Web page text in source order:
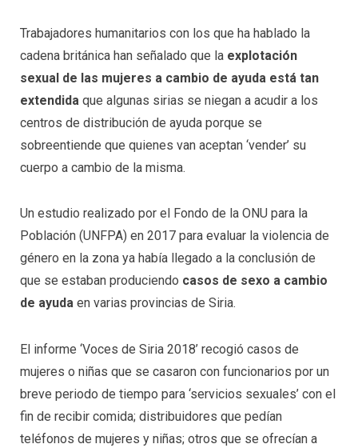
Trabajadores humanitarios con los que ha hablado la
cadena británica han señalado que la explotación
sexual de las mujeres a cambio de ayuda está tan
extendida que algunas sirias se niegan a acudir a los
centros de distribución de ayuda porque se
sobreentiende que quienes van aceptan ‘vender’ su
cuerpo a cambio de la misma.
Un estudio realizado por el Fondo de la ONU para la
Población (UNFPA) en 2017 para evaluar la violencia de
género en la zona ya había llegado a la conclusión de
que se estaban produciendo casos de sexo a cambio
de ayuda en varias provincias de Siria.
El informe ‘Voces de Siria 2018’ recogió casos de
mujeres o niñas que se casaron con funcionarios por un
breve periodo de tiempo para ‘servicios sexuales’ con el
fin de recibir comida; distribuidores que pedían
teléfonos de mujeres y niñas; otros que se ofrecían a